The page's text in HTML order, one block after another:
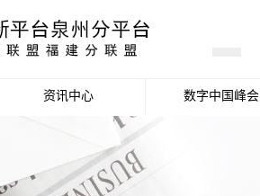
资讯中心
政策信息
数字中国峰会